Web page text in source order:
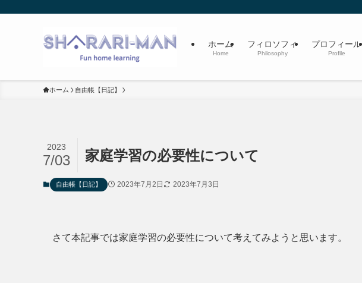
ホーム
Home
フィロソフィ
Philosophy
プロフィール
Profile
ホーム 自由帳【日記】
家庭学習の必要性について
2023
7/03
自由帳【日記】 2023年7月2日 2023年7月3日
さて本記事では家庭学習の必要性について考えてみようと思います。